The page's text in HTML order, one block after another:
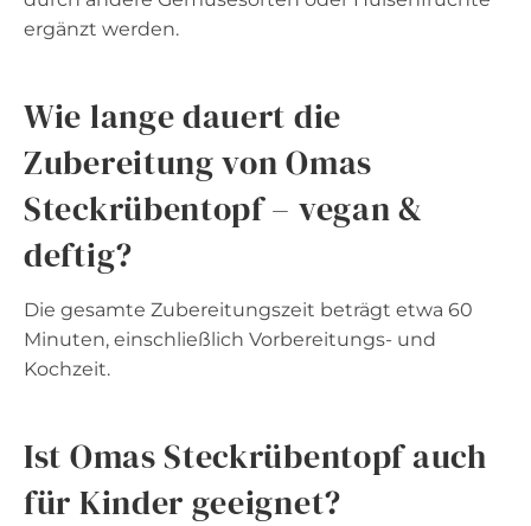
ergänzt werden.
Wie lange dauert die
Zubereitung von Omas
Steckrübentopf – vegan &
deftig?
Die gesamte Zubereitungszeit beträgt etwa 60
Minuten, einschließlich Vorbereitungs- und
Kochzeit.
Ist Omas Steckrübentopf auch
für Kinder geeignet?